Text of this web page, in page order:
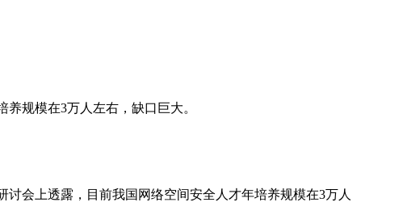
规模在3万人左右，缺口巨大。
会上透露，目前我国网络空间安全人才年培养规模在3万人